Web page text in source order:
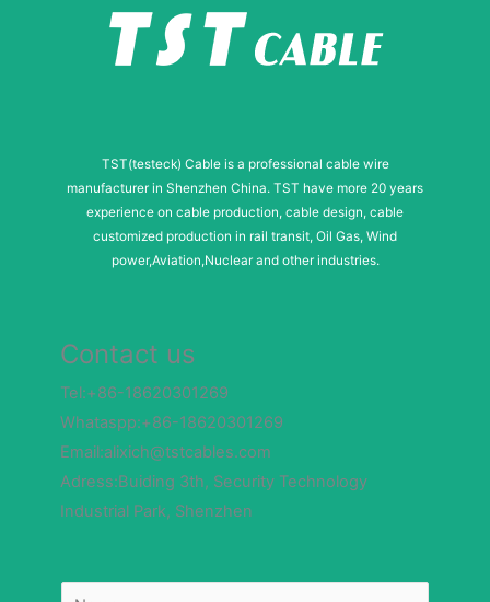
TST(testeck) Cable is a professional cable wire
manufacturer in Shenzhen China. TST have more 20 years
experience on cable production, cable design, cable
customized production in rail transit, Oil Gas, Wind
power,Aviation,Nuclear and other industries.
Contact us
Tel:+86-18620301269
Whataspp:+86-18620301269
Email:alixich@tstcables.com
Adress:Buiding 3th, Security Technology
Industrial Park, Shenzhen